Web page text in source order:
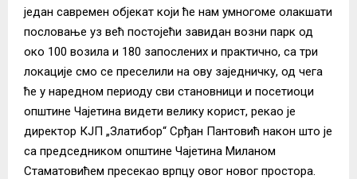
један савремен објекат који ће нам умногоме олакшати
пословање уз већ постојећи завидан возни парк од
око 100 возила и 180 запослених и практично, са три
локације смо се преселили на ову заједничку, од чега
ће у наредном периоду сви становници и посетиоци
општине Чајетина видети велику корист, рекао је
директор КЈП „Златибор“ Срђан Пантовић након што је
са председником општине Чајетина Миланом
Стаматовићем пресекао врпцу овог новог простора.